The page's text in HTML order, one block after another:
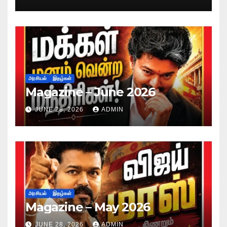
அரசியல் இதழ்கள்
Magazine – June 2026
JUNE 28, 2026 ADMIN
அரசியல் இதழ்கள்
Magazine – May 2026
JUNE 28, 2026 ADMIN